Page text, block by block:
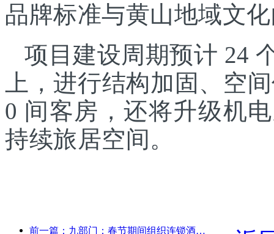
品牌标准与黄山地域文
项目建设周期预计 24
上，进行结构加固、空
0 间客房，还将升级机
持续旅居空间。
前一篇：九部门：春节期间组织连锁酒店、精品民宿等推出优惠措施